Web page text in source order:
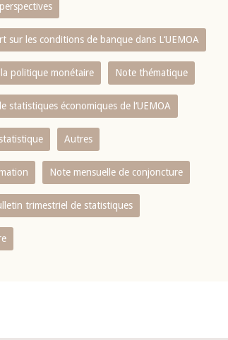
sur les conditions de banque dans L‘UEMOA
politique monétaire Note thématique
statistiques économiques de l‘UEMOA
Autres
Note mensuelle de conjoncture
trimestriel de statistiques